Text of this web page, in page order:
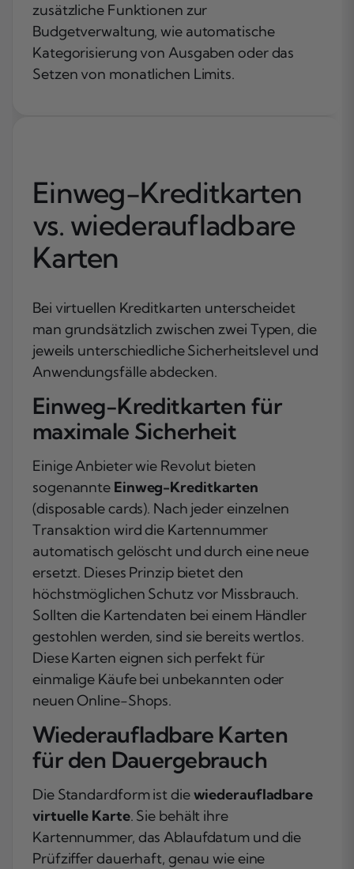
zusätzliche Funktionen zur
Budgetverwaltung, wie automatische
Kategorisierung von Ausgaben oder das
Setzen von monatlichen Limits.
Einweg-Kreditkarten
vs. wiederaufladbare
Karten
Bei virtuellen Kreditkarten unterscheidet
man grundsätzlich zwischen zwei Typen, die
jeweils unterschiedliche Sicherheitslevel und
Anwendungsfälle abdecken.
Einweg-Kreditkarten für
maximale Sicherheit
Einige Anbieter wie Revolut bieten
sogenannte Einweg-Kreditkarten
(disposable cards). Nach jeder einzelnen
Transaktion wird die Kartennummer
automatisch gelöscht und durch eine neue
ersetzt. Dieses Prinzip bietet den
höchstmöglichen Schutz vor Missbrauch.
Sollten die Kartendaten bei einem Händler
gestohlen werden, sind sie bereits wertlos.
Diese Karten eignen sich perfekt für
einmalige Käufe bei unbekannten oder
neuen Online-Shops.
Wiederaufladbare Karten
für den Dauergebrauch
Die Standardform ist diewiederaufladbare
virtuelle Karte. Sie behält ihre
Kartennummer, das Ablaufdatum und die
Prüfziffer dauerhaft, genau wie eine